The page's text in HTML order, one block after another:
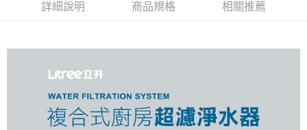
詳細說明 商品規格 相關推薦